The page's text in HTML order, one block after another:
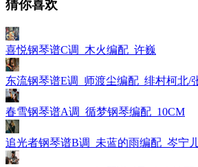
猜你喜欢
喜悦钢琴谱C调_木火编配_许巍
东流钢琴谱E调_师渡尘编配_绯村柯北/
春雪钢琴谱A调_循梦钢琴编配_10CM
追光者钢琴谱B调_未蓝的雨编配_岑宁